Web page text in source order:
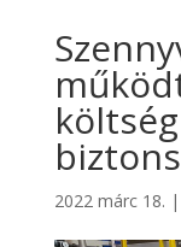
2022 márc 18. |